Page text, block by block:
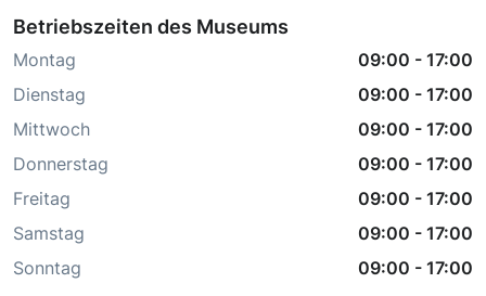
Betriebszeiten des Museums
Montag 09:00 - 17:00
Dienstag
09:00 - 17:00
Mittwoch
09:00 - 17:00
Donnerstag
09:00 - 17:00
Freitag
09:00 - 17:00
Samstag
09:00 - 17:00
Sonntag
09:00 - 17:00